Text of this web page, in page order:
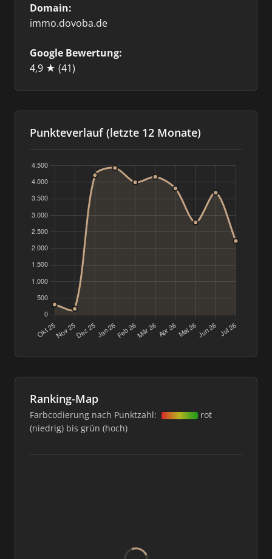
Domain:
immo.dovoba.de
Google Bewertung:
4,9 ★ (41)
Punkteverlauf (letzte 12 Monate)
Ranking-Map
Farbcodierung nach Punktzahl:
rot
(niedrig) bis grün (hoch)